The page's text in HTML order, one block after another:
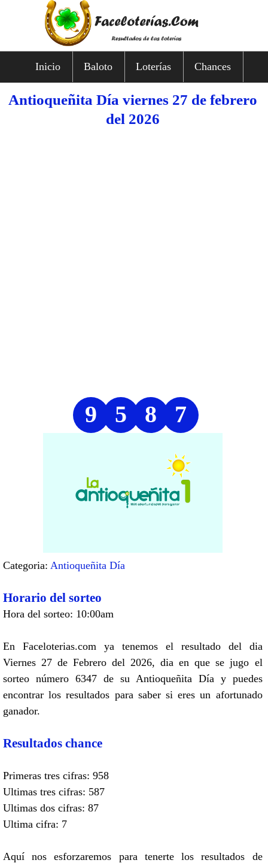
Inicio Baloto Loterías Chances
Antioqueñita Día viernes 27 de febrero
del 2026
9 5 8 7
Categoria: Antioqueñita Día
Horario del sorteo
Hora del sorteo: 10:00am
En Faceloterias.com ya tenemos el resultado del dia
Viernes 27 de Febrero del 2026, dia en que se jugo el
sorteo número 6347 de su Antioqueñita Día y puedes
encontrar los resultados para saber si eres un afortunado
ganador.
Resultados chance
Primeras tres cifras: 958
Ultimas tres cifras: 587
Ultimas dos cifras: 87
Ultima cifra: 7
Aquí nos esforzaremos para tenerte los resultados de